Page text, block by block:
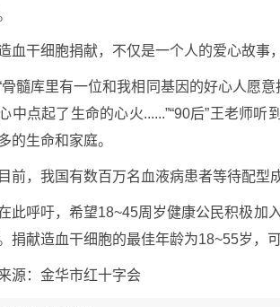
血干细胞捐献，不仅是一个人的爱心故事
骨髓库里有一位和我相同基因的好心人愿
中点起了生命的心火......”“90后”王老师
的生命和家庭。
目前，我国有数百万名血液病患者等待配型
此呼吁，希望18~45周岁健康公民积极加
捐献造血干细胞的最佳年龄为18~55岁，
源：金华市红十字会